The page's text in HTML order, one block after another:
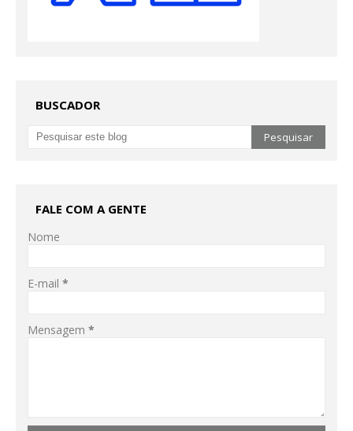
BUSCADOR
FALE COM A GENTE
Nome
E-mail *
Mensagem *